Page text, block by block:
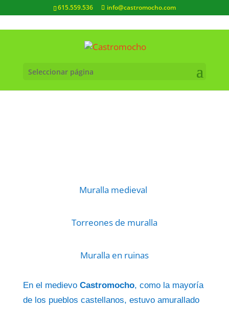
615.559.536 info@castromocho.com
Seleccionar página
Muralla medieval
Torreones de muralla
Muralla en ruinas
En el medievo Castromocho, como la mayoría
de los pueblos castellanos, estuvo amurallado